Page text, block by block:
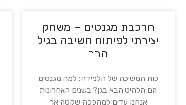
הרכבת מגנטים – משחק
יצירתי לפיתוח חשיבה בגיל
הרך
כוח המשיכה של הלמידה: למה מגנטים
הם הלהיט הבא בגן? בשנים האחרונות
אנחנו עדים למהפכה שקטה אך